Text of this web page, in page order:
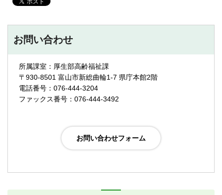
お問い合わせ
所属課室：厚生部高齢福祉課
〒930-8501 富山市新総曲輪1-7 県庁本館2階
電話番号：076-444-3204
ファックス番号：076-444-3492